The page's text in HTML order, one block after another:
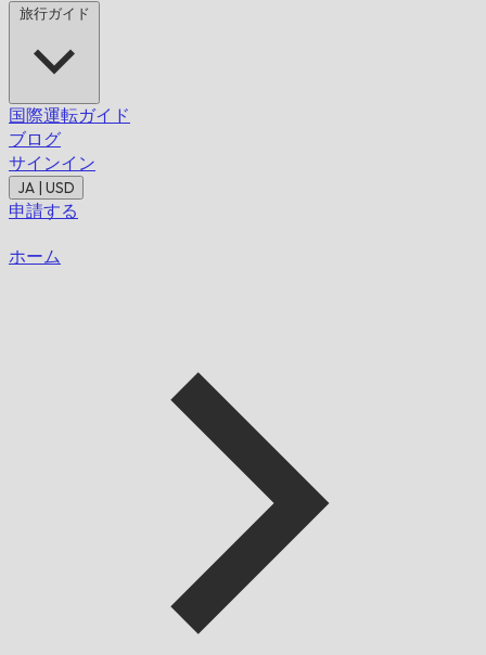
旅行ガイド
国際運転ガイド
ブログ
サインイン
JA | USD
申請する
ホーム